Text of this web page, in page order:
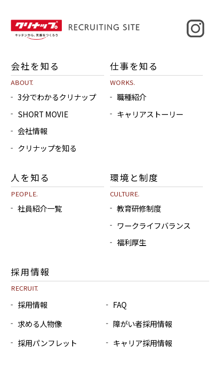
会社を知る
ABOUT.
3分でわかるクリナップ
SHORT MOVIE
会社情報
クリナップを知る
仕事を知る
WORKS.
職種紹介
キャリアストーリー
人を知る
PEOPLE.
社員紹介一覧
環境と制度
CULTURE.
教育研修制度
ワークライフバランス
福利厚生
採用情報
RECRUIT.
採用情報
FAQ
求める人物像
障がい者採用情報
採用パンフレット
キャリア採用情報